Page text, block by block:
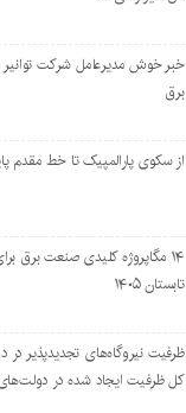
خبر خوش مدیرعامل شرکت
برق
از سکوی پارالمپیک تا خط مقدم
۱۴ مگاپروژه‌ کلیدی صنعت برق
تابستان ۱۴۰۵
ظرفیت نیروگاه‌های تجدیدپذیر در
کل ظرفیت ایجاد شده در